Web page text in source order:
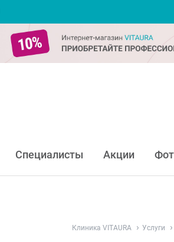
Специалисты Акции
Клиника VITAURA Услуги